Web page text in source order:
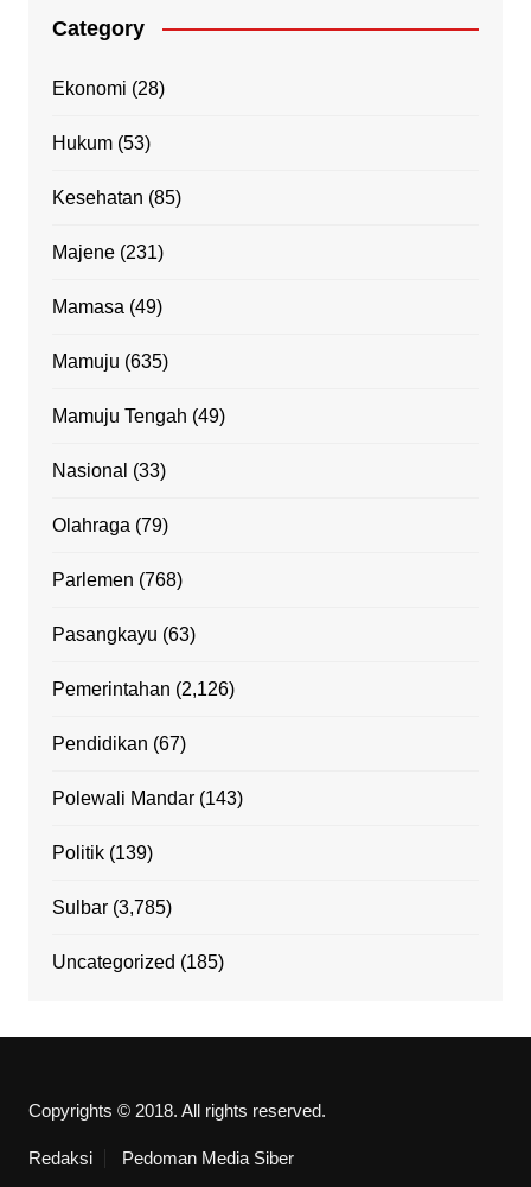
Category
Ekonomi (28)
Hukum(53)
Kesehatan (85)
Majene(231)
Mamasa (49)
Mamuju (635)
Mamuju Tengah (49)
Nasional (33)
Olahraga (79)
Parlemen (768)
Pasangkayu (63)
Pemerintahan (2,126)
Pendidikan (67)
Polewali Mandar(143)
Politik(139)
Sulbar(3,785)
Uncategorized (185)
Copyrights © 2018. All rights reserved.
Redaksi Pedoman Media Siber